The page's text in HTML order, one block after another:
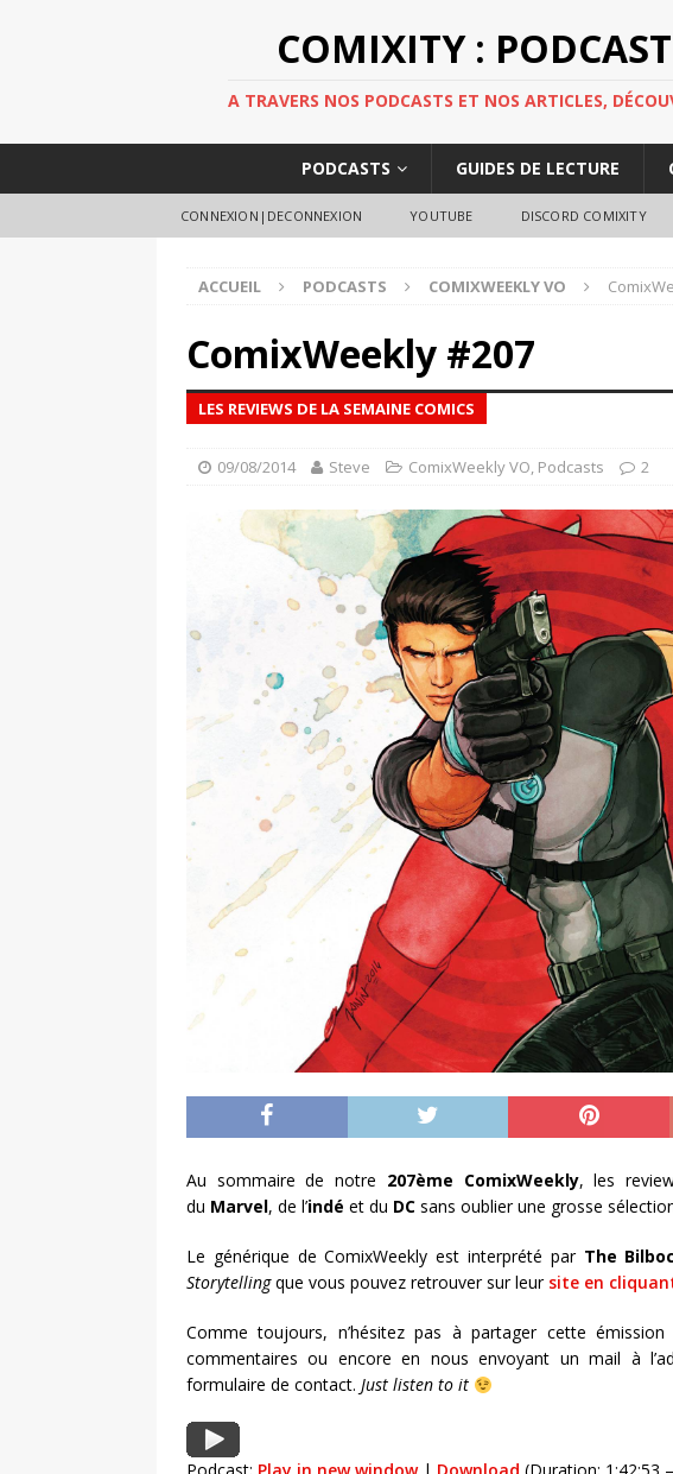
COMIXITY :
A TRAVERS NOS PODCASTS ET NOS ARTICLES,
PODCASTS GUIDES DE LECTURE
CONNEXION|DECONNEXION YOUTUBE DISCORD COMIXITY
ACCUEIL PODCASTS COMIXWEEKLY VO
ComixWeekly #207
LES REVIEWS DE LA SEMAINE COMICS
09/08/2014 Steve ComixWeekly VO, Podcasts 2
Au sommaire de notre 207ème ComixWeekly, les
du Marvel, de l’indé et du DC sans oublier une grosse
Le générique de ComixWeekly est interprété par The
Storytellingque vous pouvez retrouver sur leursite en
Comme toujours, n’hésitez pas à partager cette
commentaires ou encore en nous envoyant un mail à
formulaire de contact. Just listen to it